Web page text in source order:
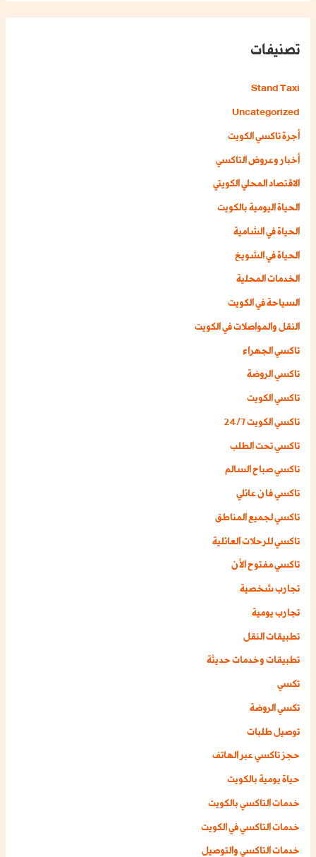
تصنيفات
Stand Taxi
Uncategorized
أجرة تاكسي الكويت
أخبار وعروض التاكسي
الاقتصاد المحلي الكويتي
الحياة اليومية بالكويت
الحياة في الشامية
الحياة في الشويخ
الخدمات المحلية
السياحة في الكويت
النقل والمواصلات في الكويت
تاكسي الجهراء
تاكسي الروضة
تاكسي الكويت
تاكسي الكويت 24/7
تاكسي تحت الطلب
تاكسي صباح السالم
تاكسي فان عائلي
تاكسي لجميع المناطق
تاكسي للرحلات العائلية
تاكسي مفتوح الأن
تجارب شخصية
تجارب يومية
تطبيقات النقل
تطبيقات وخدمات حديثة
تكسي
تكسي الروضة
توصيل طلبات
حجز تاكسي عبر الهاتف
حياة يومية بالكويت
خدمات التاكسي بالكويت
خدمات التاكسي في الكويت
خدمات التاكسي والتوصيل